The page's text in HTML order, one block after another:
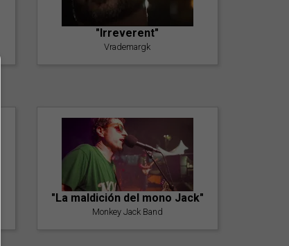
"Irreverent"
Vrademargk
"La maldición del mono Jack"
Monkey Jack Band